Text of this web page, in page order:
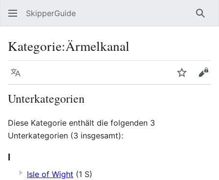
SkipperGuide
Kategorie:Ärmelkanal
Sprache
Unterkategorien
Diese Kategorie enthält die folgenden 3
Unterkategorien (3 insgesamt):
I
Isle of Wight (1 S)